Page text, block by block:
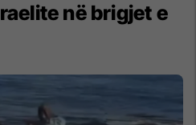
në brigjet e